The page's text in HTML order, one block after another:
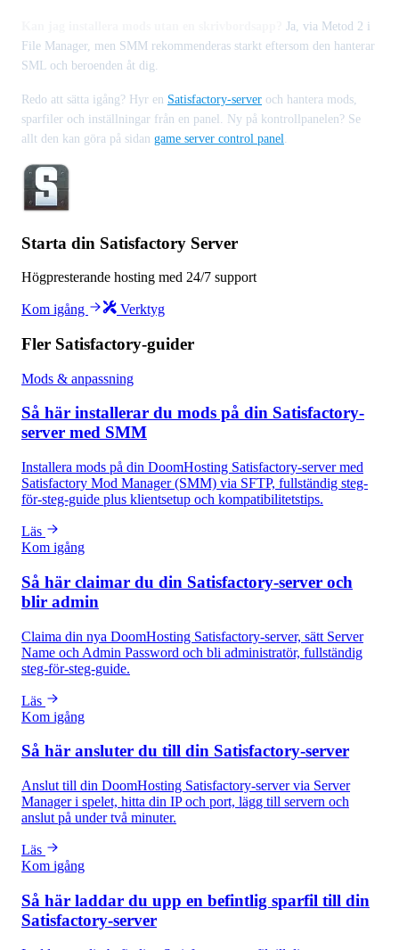
Ja, via Metod 2 i
File Manager, men SMM rekommenderas starkt eftersom den hanterar
SML och beroenden åt dig.
Redo att sätta igång? Hyr en Satisfactory-server och hantera mods,
sparfiler och inställningar från en panel. Ny på kontrollpanelen? Se
allt den kan göra på sidan game server control panel
Starta din Satisfactory Server
Högpresterande hosting med 24/7 support
Kom igång Verktyg
Fler Satisfactory-guider
Mods & anpassning
Så här installerar du mods på din Satisfactory-
server med SMM
Installera mods på din DoomHosting Satisfactory-server med
Satisfactory Mod Manager (SMM) via SFTP, fullständig steg-
för-steg-guide plus klientsetup och kompatibilitetstips.
Läs
Kom igång
Så här claimar du din Satisfactory-server och
blir admin
Claima din nya DoomHosting Satisfactory-server, sätt Server
Name och Admin Password och bli administratör, fullständig
steg-för-steg-guide.
Läs
Kom igång
Så här ansluter du till din Satisfactory-server
Anslut till din DoomHosting Satisfactory-server via Server
Manager i spelet, hitta din IP och port, lägg till servern och
anslut på under två minuter.
Läs
Kom igång
Så här laddar du upp en befintlig sparfil till din
Satisfactory-server